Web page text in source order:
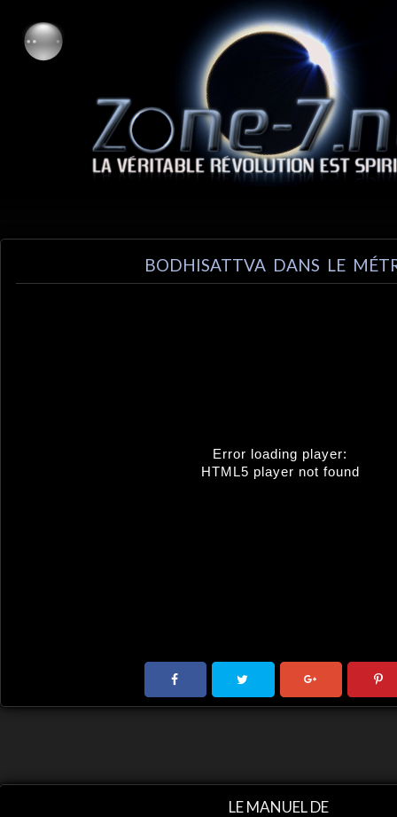
BODHISATTVA DANS LE
Error loading player:
HTML5 player not found
LE MANUEL DE